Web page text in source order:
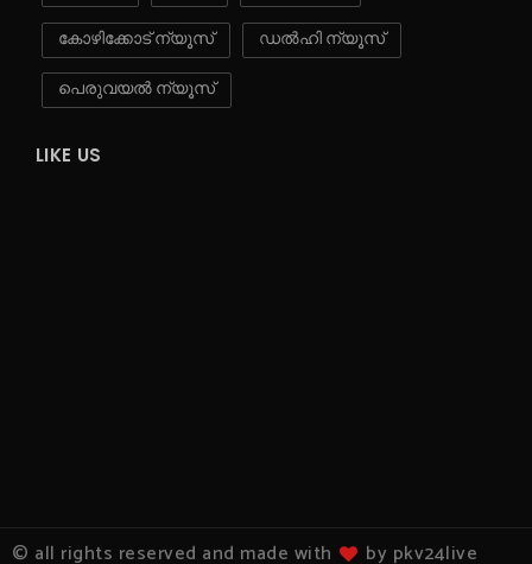
കോഴിക്കോട് ന്യൂസ്
ഡൽഹി ന്യൂസ്
പെരുവയൽ ന്യൂസ്
LIKE US
© all rights reserved and made with by pkv24live